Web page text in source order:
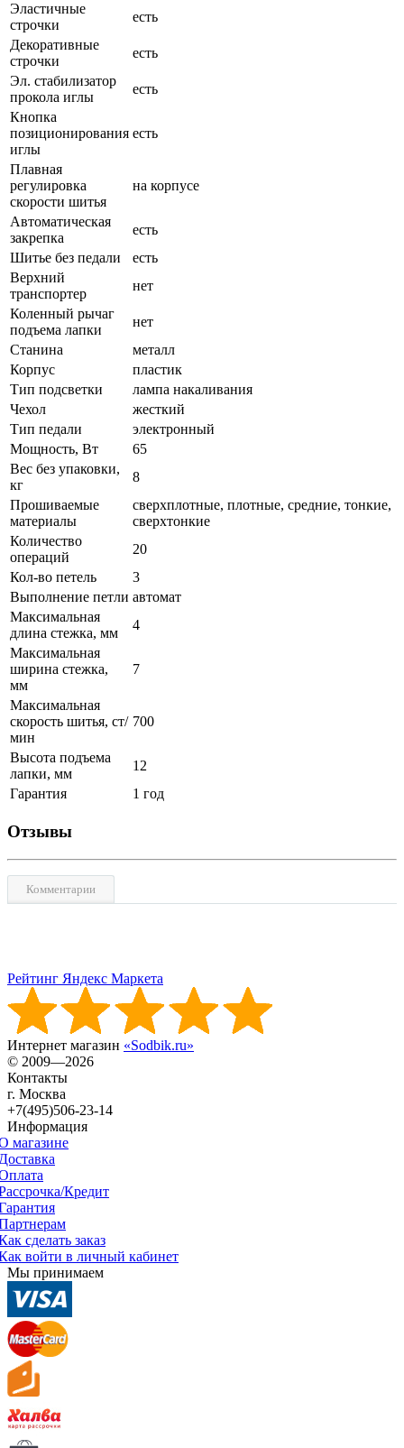
Эластичные
строчки
есть
Декоративные
строчки
есть
Эл. стабилизатор
прокола иглы
есть
Кнопка
позиционирования
иглы
есть
Плавная
регулировка
скорости шитья
на корпусе
Автоматическая
закрепка
есть
Шитье без педали
есть
Верхний
транспортер
нет
Коленный рычаг
подъема лапки
нет
Станина
металл
Корпус
пластик
Тип подсветки
лампа накаливания
Чехол
жесткий
Тип педали
электронный
Мощность, Вт
65
Вес без упаковки,
кг
8
Прошиваемые
материалы
сверхплотные, плотные, средние, тонкие,
сверхтонкие
Количество
операций
20
Кол-во петель
3
Выполнение петли автомат
Максимальная
длина стежка, мм
4
Максимальная
ширина стежка,
мм
7
Максимальная
скорость шитья, ст/
мин
700
Высота подъема
лапки, мм
12
Гарантия
1 год
Отзывы
Комментарии
Рейтинг Яндекс Маркета
Интернет магазин «Sodbik.ru»
© 2009—2026
Контакты
г. Москва
+7(495)506-23-14
Информация
магазине
Кредит
сделать заказ
войти в личный кабинет
Мы принимаем